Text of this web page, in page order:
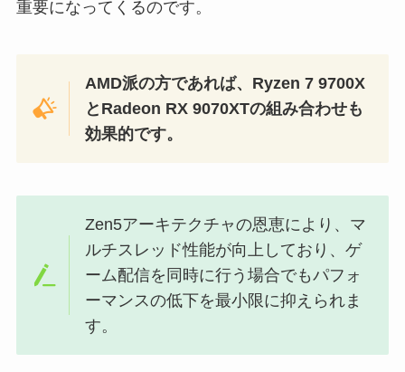
重要になってくるのです。
AMD派の方であれば、Ryzen 7 9700X
とRadeon RX 9070XTの組み合わせも
効果的です。
Zen5アーキテクチャの恩恵により、マ
ルチスレッド性能が向上しており、ゲ
ーム配信を同時に行う場合でもパフォ
ーマンスの低下を最小限に抑えられま
す。